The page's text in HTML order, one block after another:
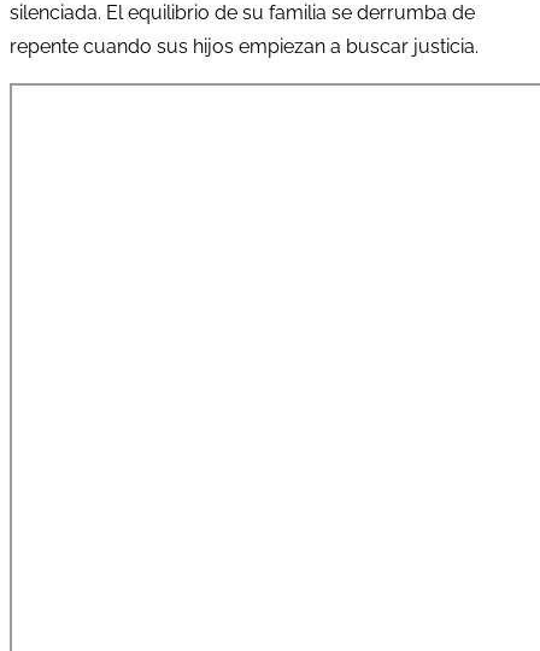
silenciada. El equilibrio de su familia se derrumba de
repente cuando sus hijos empiezan a buscar justicia.